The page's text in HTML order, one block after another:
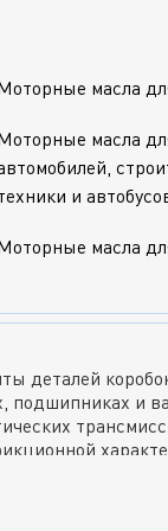
вашему авто.
при холодном
к
в любых
масла
масла
и
масла
деталей
подшипниках и